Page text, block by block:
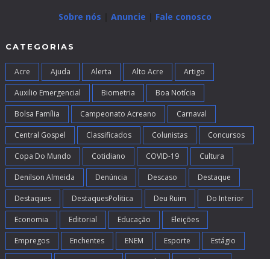
Sobre nós
Anuncie Fale conosco
CATEGORIAS
Acre Ajuda Alerta Alto Acre Artigo
Auxilio Emergencial Biometria Boa Notícia
Bolsa Família Campeonato Acreano Carnaval
Central Gospel Classificados Colunistas Concursos
Copa Do Mundo Cotidiano COVID-19 Cultura
Denilson Almeida Denúncia Descaso Destaque
Destaques DestaquesPolitica Deu Ruim Do Interior
Economia Editorial Educação Eleições
Empregos Enchentes ENEM Esporte Estágio